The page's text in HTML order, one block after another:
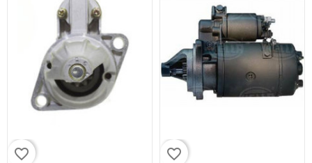
favorite_border favorite_border